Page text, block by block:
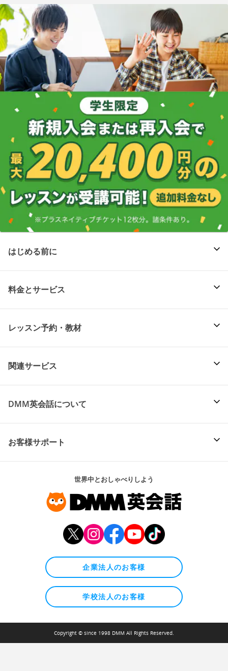
はじめる前に
料金とサービス
レッスン予約・教材
関連サービス
DMM英会話について
お客様サポート
世界中とおしゃべりしよう
企業法人のお客様
学校法人のお客様
Copyright © since 1998 DMM All Rights Reserved.